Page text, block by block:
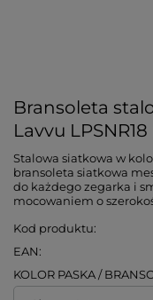
Bransoleta
Lavvu
Stalowa siatkowa w
bransoleta siatkowa
do każdego zegarka i
mocowaniem o
Kod produktu
EAN
KOLOR PASKA /